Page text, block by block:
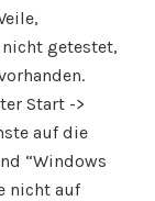
getestet,
Start ->
auf die
“Windows
nicht auf